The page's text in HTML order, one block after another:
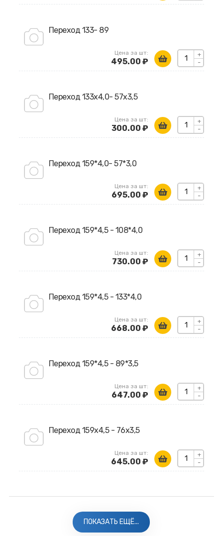
Переход 133- 89
+
-
Цена за шт:
495.00 ₽
Переход 133х4,0- 57х3,5
+
-
Цена за шт:
300.00 ₽
Переход 159*4,0- 57*3,0
+
-
Цена за шт:
695.00 ₽
Переход 159*4,5 - 108*4,0
+
-
Цена за шт:
730.00 ₽
Переход 159*4,5 - 133*4,0
+
-
Цена за шт:
668.00 ₽
Переход 159*4,5 - 89*3,5
+
-
Цена за шт:
647.00 ₽
Переход 159х4,5 - 76х3,5
+
-
Цена за шт:
645.00 ₽
ПОКАЗАТЬ ЕЩЁ...